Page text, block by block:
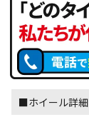
■ホイール詳細